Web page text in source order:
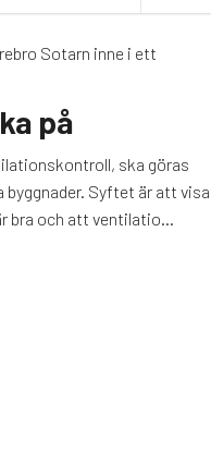
på
ska göras
byggnader. Syftet är att visa
bra och att ventilatio...